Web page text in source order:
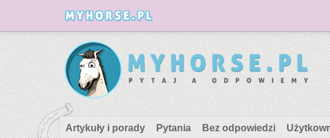
Artykuły i porady Pytania Bez odpowiedzi